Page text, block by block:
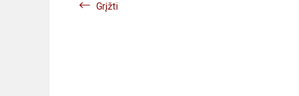
Grįžti